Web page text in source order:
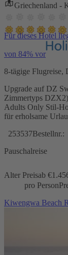
Griechenland -
Für dieses Hotel
von 84% vor
8-tägige
Upgrade auf DZ
Zimmertyps
Adults Only Stil-
für erholsame
253537Bestellnr.:
Pauschalreise
Alter Preisab €
pro Person
Kiwengwa Beach